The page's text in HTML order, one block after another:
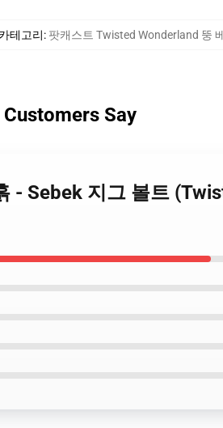
카테고리: 팟캐스트 Twisted Wonderland 뚱
Say
Sebek 지그 볼트